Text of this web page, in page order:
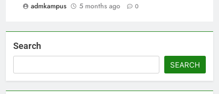
admkampus
5 months ago 0
Search
SEARCH